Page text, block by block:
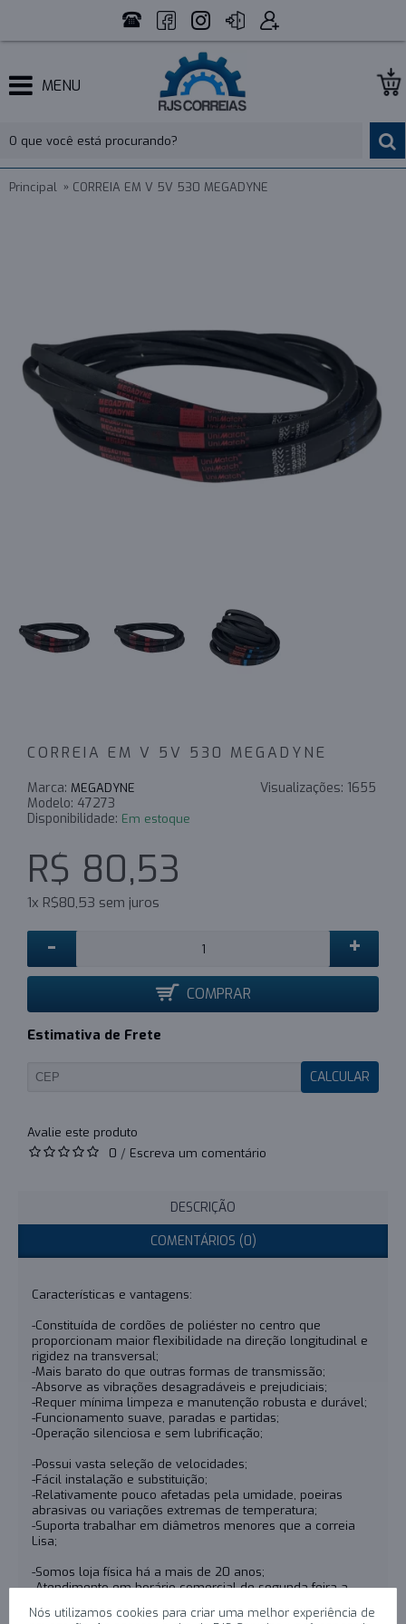
MENU
Principal CORREIA EM V 5V 530 MEGADYNE
CORREIA EM V 5V 530 MEGADYNE
Visualizações: 1655
Marca: MEGADYNE
Modelo: 47273
Disponibilidade: Em estoque
R$ 80,53
1x R$80,53 sem juros
- +
COMPRAR
Estimativa de Frete
CALCULAR
0 / Escreva um comentário
DESCRIÇÃO
COMENTÁRIOS (0)
Características e vantagens:
-Constituída de cordões de poliéster no centro que
proporcionam maior flexibilidade na direção longitudinal e
rigidez na transversal;
-Mais barato do que outras formas de transmissão;
-Absorve as vibrações desagradáveis e prejudiciais;
-Requer mínima limpeza e manutenção robusta e durável;
-Funcionamento suave, paradas e partidas;
-Operação silenciosa e sem lubrificação;
-Possui vasta seleção de velocidades;
-Fácil instalação e substituição;
-Relativamente pouco afetadas pela umidade, poeiras
abrasivas ou variações extremas de temperatura;
-Suporta trabalhar em diâmetros menores que a correia
Lisa;
-Somos loja física há a mais de 20 anos;
-Atendimento em horário comercial de segunda-feira a
-Envio para todo país, conforme a área de atendimento dos
Nós utilizamos cookies para criar uma melhor experiência de